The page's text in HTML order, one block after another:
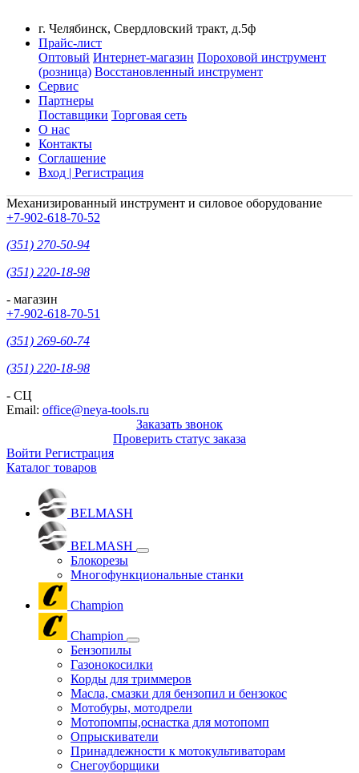
г. Челябинск, Свердловский тракт, д.5ф
Прайс-лист
Оптовый Интернет-магазин Пороховой инструмент
(розница) Восстановленный инструмент
Сервис
Партнеры
Поставщики Торговая сеть
О нас
Контакты
Соглашение
Вход | Регистрация
Механизированный инструмент и силовое оборудование
+7-902-618-70-52
(351) 270-50-94
(351) 220-18-98
- магазин
+7-902-618-70-51
(351) 269-60-74
(351) 220-18-98
- СЦ
Email: office@neya-tools.ru
Заказать звонок
Проверить статус заказа
Войти Регистрация
Каталог товаров
BELMASH
BELMASH
Блокорезы
Многофункциональные станки
Champion
Champion
Бензопилы
Газонокосилки
Корды для триммеров
Масла, смазки для бензопил и бензокос
Мотобуры, мотодрели
Мотопомпы,оснастка для мотопомп
Опрыскиватели
Принадлежности к мотокультиваторам
Снегоуборщики